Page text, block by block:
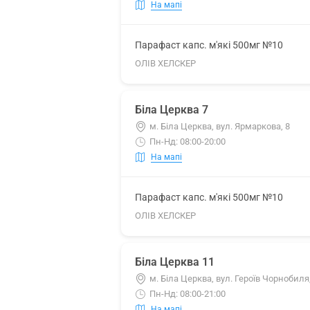
На мапі
Парафаст капс. м'які 500мг №10
ОЛІВ ХЕЛСКЕР
Біла Церква 7
м. Біла Церква, вул. Ярмаркова, 8
Пн-Нд: 08:00-20:00
На мапі
Парафаст капс. м'які 500мг №10
ОЛІВ ХЕЛСКЕР
Біла Церква 11
м. Біла Церква, вул. Героїв
Пн-Нд: 08:00-21:00